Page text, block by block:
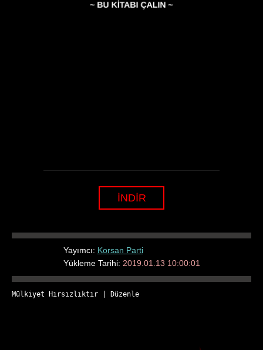
İNDİR
Yayımcı: Korsan Parti
Yükleme Tarihi: 2019.01.13 10:00:01
Mülkiyet Hırsızlıktır Düzenle